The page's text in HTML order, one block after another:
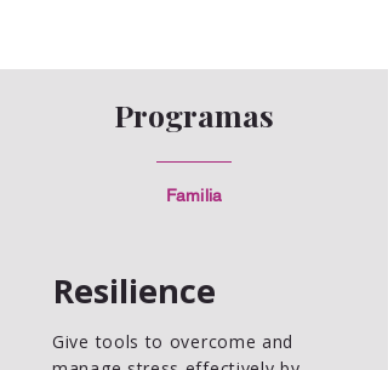
Programas
Familia
Resilience
Give tools to overcome and